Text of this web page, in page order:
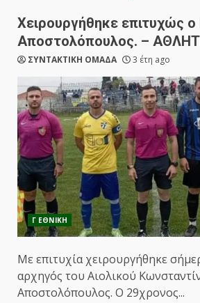
Χειρουργήθηκε επιτυχώς
Αποστολόπουλος. –
ΣΥΝΤΑΚΤΙΚΗ ΟΜΑΔΑ 3 έτη ago
Γ ΕΘΝΙΚΗ
Με επιτυχία χειρουργήθηκε
αρχηγός του Αιολικού
Αποστολόπουλος. Ο 29χρονος...